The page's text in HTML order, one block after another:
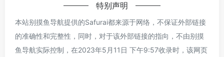
特别声明
本站别摸鱼导航提供的Safurai都来源于网络，不保证外部链接
的准确性和完整性，同时，对于该外部链接的指向，不由别摸
鱼导航实际控制，在2023年5月11日 下午9:57收录时，该网页